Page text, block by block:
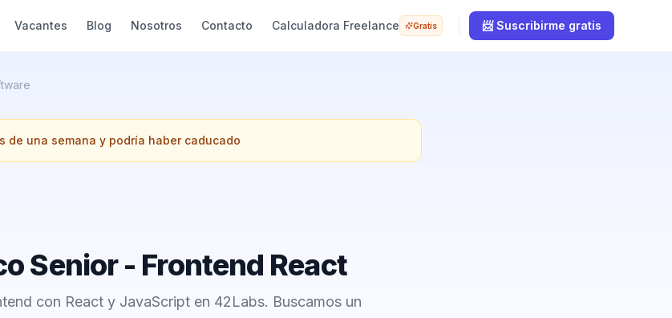
Vacantes Blog Nosotros Contacto Calculadora Freelance Gratis 📨 Suscribirme gratis
de una semana y podría haber caducado
Senior - Frontend React
con React y JavaScript en 42Labs. Buscamos un